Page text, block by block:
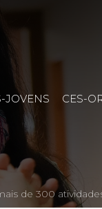
JOVENS CES-
de 300